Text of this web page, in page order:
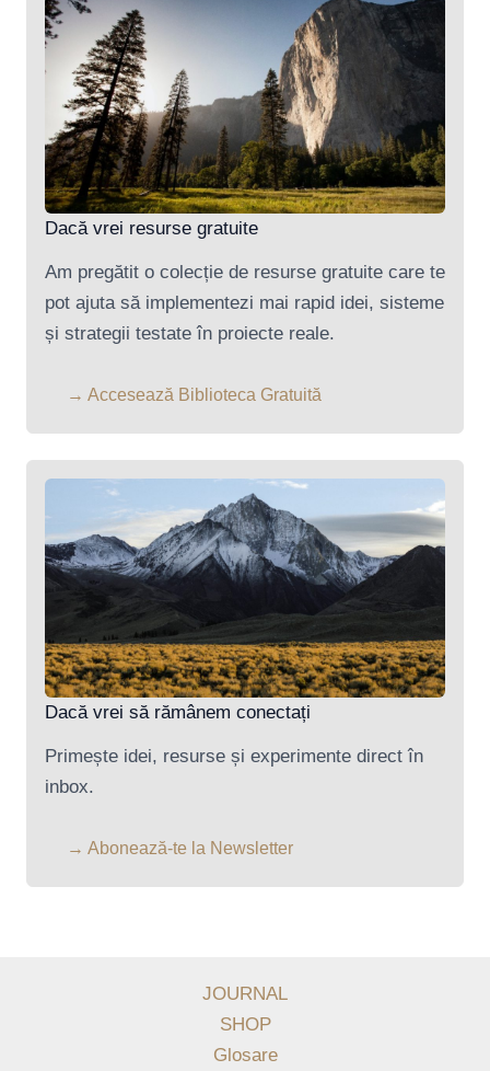
Dacă vrei resurse gratuite
Am pregătit o colecție de resurse gratuite care te
pot ajuta să implementezi mai rapid idei, sisteme
și strategii testate în proiecte reale.
→ Accesează Biblioteca Gratuită
Dacă vrei să rămânem conectați
Primește idei, resurse și experimente direct în
inbox.
→ Abonează-te la Newsletter
JOURNAL
SHOP
Glosare